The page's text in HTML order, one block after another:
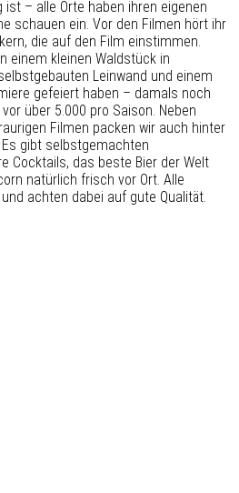
– alle Orte haben ihren eigenen
schauen ein. Vor den Filmen hört ihr
die auf den Film einstimmen.
einem kleinen Waldstück in
Leinwand und einem
gefeiert haben – damals noch
über 5.000 pro Saison. Neben
Filmen packen wir auch hinter
gibt selbstgemachten
Cocktails, das beste Bier der Welt
natürlich frisch vor Ort. Alle
achten dabei auf gute Qualität.